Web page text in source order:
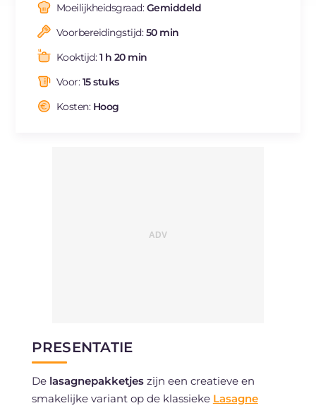
FR
DE
BR
Moeilijkheidsgraad:Gemiddeld
Voorbereidingstijd:50 min
Kooktijd:1 h 20 min
Voor:15 stuks
Kosten: Hoog
PRESENTATIE
De lasagnepakketjeszijn een creatieve en
smakelijke variant op de klassieke Lasagne